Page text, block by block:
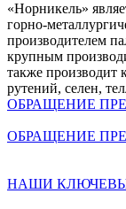
«Норникель»
горно-
производителем
крупным
также производит
рутений, селен,
ОБРАЩЕНИЕ
ОБРАЩЕНИЕ
НАШИ